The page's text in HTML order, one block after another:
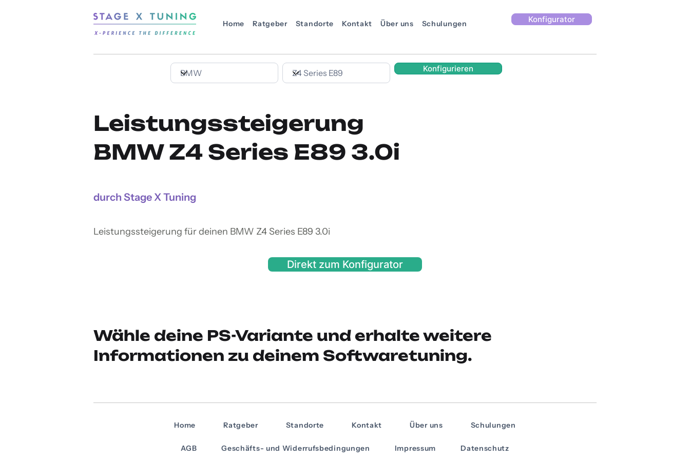
Home Ratgeber Standorte Kontakt Über uns Schulungen Konfigurator
Konfigurieren
Leistungssteigerung
BMW Z4 Series E89 3.0i
durch Stage X Tuning
Leistungssteigerung für deinen BMW Z4 Series E89 3.0i
Direkt zum Konfigurator
Wähle deine PS-Variante und erhalte weitere
Informationen zu deinem Softwaretuning.
Home Ratgeber Standorte Kontakt Über uns Schulungen
AGB Geschäfts- und Widerrufsbedingungen Impressum Datenschutz